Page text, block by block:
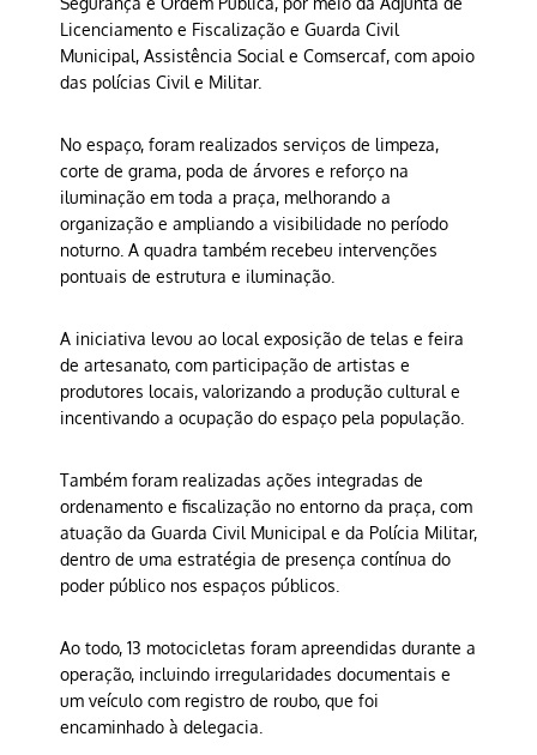
Licenciamento e Fiscalização e Guarda Civil
Municipal, Assistência Social e Comsercaf, com apoio
das polícias Civil e Militar.
No espaço, foram realizados serviços de limpeza,
corte de grama, poda de árvores e reforço na
iluminação em toda a praça, melhorando a
organização e ampliando a visibilidade no período
noturno. A quadra também recebeu intervenções
pontuais de estrutura e iluminação.
A iniciativa levou ao local exposição de telas e feira
de artesanato, com participação de artistas e
produtores locais, valorizando a produção cultural e
incentivando a ocupação do espaço pela população.
Também foram realizadas ações integradas de
ordenamento e fiscalização no entorno da praça, com
atuação da Guarda Civil Municipal e da Polícia Militar,
dentro de uma estratégia de presença contínua do
poder público nos espaços públicos.
Ao todo, 13 motocicletas foram apreendidas durante a
operação, incluindo irregularidades documentais e
um veículo com registro de roubo, que foi
encaminhado à delegacia.